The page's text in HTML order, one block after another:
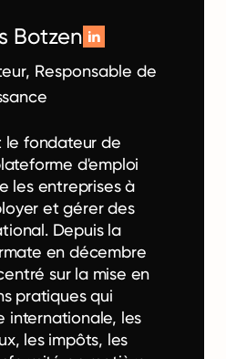
Botzen
Responsable de
le fondateur de
d'emploi
les entreprises à
et gérer des
Depuis la
en décembre
sur la mise en
pratiques qui
internationale, les
les impôts, les